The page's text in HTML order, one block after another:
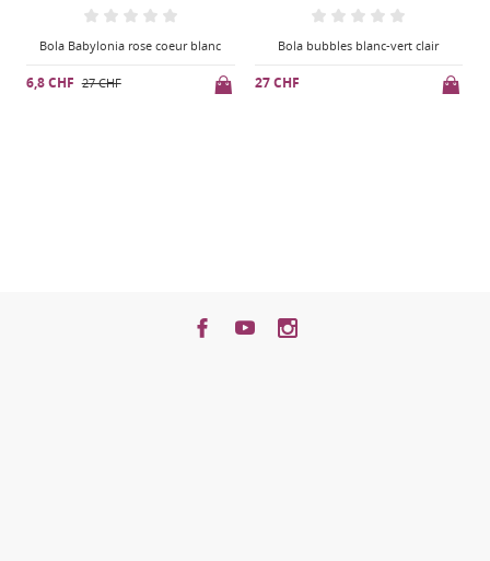
Bola Babylonia rose coeur blanc
6,8 CHF 27 CHF
Bola bubbles blanc-vert clair
27 CHF